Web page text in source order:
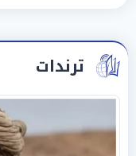
ترندات